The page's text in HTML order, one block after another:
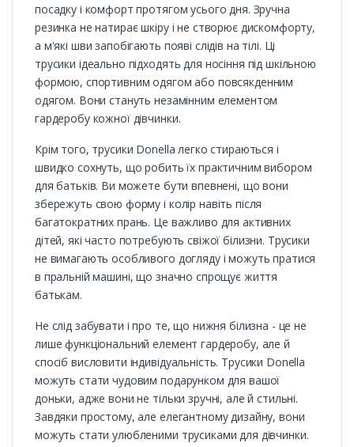
посадку і комфорт протягом усього дня. Зручна
резинка не натирає шкіру і не створює дискомфорту,
а м'які шви запобігають появі слідів на тілі. Ці
трусики ідеально підходять для носіння під шкільною
формою, спортивним одягом або повсякденним
одягом. Вони стануть незамінним елементом
гардеробу кожної дівчинки.
Крім того, трусики Donella легко стираються і
швидко сохнуть, що робить їх практичним вибором
для батьків. Ви можете бути впевнені, що вони
збережуть свою форму і колір навіть після
багатократних прань. Це важливо для активних
дітей, які часто потребують свіжої білизни. Трусики
не вимагають особливого догляду і можуть пратися
в пральній машині, що значно спрощує життя
батькам.
Не слід забувати і про те, що нижня білизна - це не
лише функціональний елемент гардеробу, але й
спосіб висловити індивідуальність. Трусики Donella
можуть стати чудовим подарунком для вашої
доньки, адже вони не тільки зручні, але й стильні.
Завдяки простому, але елегантному дизайну, вони
можуть стати улюбленими трусиками для дівчинки.